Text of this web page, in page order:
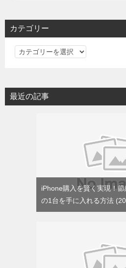
カテゴリー
カ
リ
ー
最近の記事
iPhone購入を賢く実現！
の1台を手に入れる方法